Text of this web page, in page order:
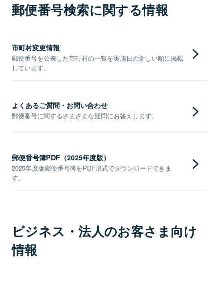
郵便番号検索に関する情報
市町村変更情報
郵便番号を公表した市町村の一覧を実施日の新しい順に掲載
しています。
よくあるご質問・お問い合わせ
郵便番号に関するさまざまな疑問にお答えします。
郵便番号簿PDF（2025年度版）
2025年度版郵便番号簿をPDF形式でダウンロードできま
す。
ビジネス・法人のお客さま向け
情報